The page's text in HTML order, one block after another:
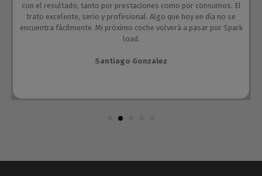
con el resultado, tanto por prestaciones como por consumos. El
trato excelente, serio y profesional. Algo que hoy en día no se
encuentra fácilmente. Mi próximo coche volverá a pasar por Spark
load.
Santiago Gonzalez